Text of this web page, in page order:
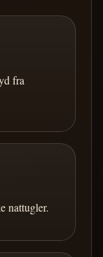
fra
nattugler.